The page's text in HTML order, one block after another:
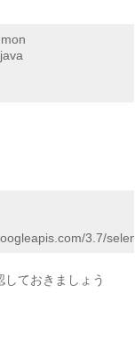
3.7/
ておきましょう